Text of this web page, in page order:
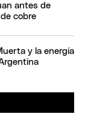
antes de
cobre
y la energía